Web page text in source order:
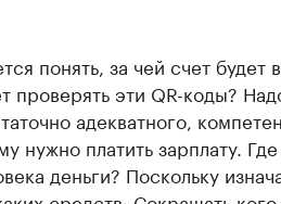
понять, за чей счет будет
проверять эти QR-коды?
адекватного,
нужно платить зарплату.
деньги? Поскольку